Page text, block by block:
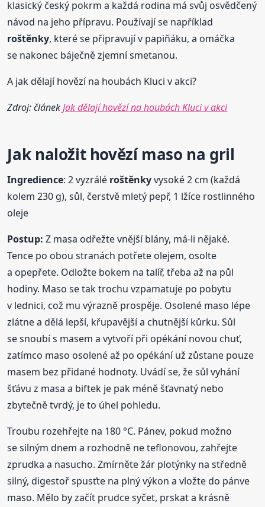
klasický český pokrm a každá rodina má svůj osvědčený
návod na jeho přípravu. Používají se například
roštěnky, které se připravují v papiňáku, a omáčka
se nakonec báječně zjemní smetanou.
A jak dělají hovězí na houbách Kluci v akci?
Zdroj: článekJak dělají hovězí na houbách Kluci v akci
Jak naložit hovězí maso na gril
Ingredience: 2 vyzrálé roštěnkyvysoké 2 cm (každá
kolem 230 g), sůl, čerstvě mletý pepř, 1 lžíce rostlinného
oleje
Postup: Z masa odřežte vnější blány, má-li nějaké.
Tence po obou stranách potřete olejem, osolte
a opepřete. Odložte bokem na talíř, třeba až na půl
hodiny. Maso se tak trochu vzpamatuje po pobytu
v lednici, což mu výrazně prospěje. Osolené maso lépe
zlátne a dělá lepší, křupavější a chutnější kůrku. Sůl
se snoubí s masem a vytvoří při opékání novou chuť,
zatímco maso osolené až po opékání už zůstane pouze
masem bez přidané hodnoty. Uvádí se, že sůl vyhání
šťávu z masa a biftek je pak méně šťavnatý nebo
zbytečně tvrdý, je to úhel pohledu.
Troubu rozehřejte na 180 °C. Pánev, pokud možno
se silným dnem a rozhodně ne teflonovou, zahřejte
zprudka a nasucho. Zmírněte žár plotýnky na středně
silný, digestoř spusťte na plný výkon a vložte do pánve
maso. Mělo by začít prudce syčet, prskat a krásně